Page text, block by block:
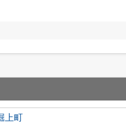
上町